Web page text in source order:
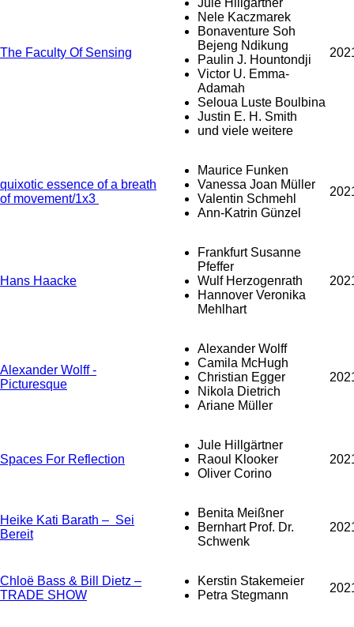
The Faculty Of Sensing
Jule Hillgärtner
Nele Kaczmarek
Bonaventure Soh
Bejeng Ndikung
Paulin J. Hountondji
Victor U. Emma-
Adamah
Seloua Luste Boulbina
Justin E. H. Smith
und viele weitere
quixotic essence of a breath
of movement/1x3
Maurice Funken
Vanessa Joan Müller
Valentin Schmehl
Ann-Katrin Günzel
Hans Haacke
Frankfurt Susanne
Pfeffer
Wulf Herzogenrath
Hannover Veronika
Mehlhart
Alexander Wolff -
Picturesque
Alexander Wolff
Camila McHugh
Christian Egger
Nikola Dietrich
Ariane Müller
Spaces For Reflection
Jule Hillgärtner
Raoul Klooker
Oliver Corino
Heike Kati Barath – Sei
Bereit
Benita Meißner
Bernhart Prof. Dr.
Schwenk
Chloë Bass & Bill Dietz –
TRADE SHOW
Kerstin Stakemeier
Petra Stegmann